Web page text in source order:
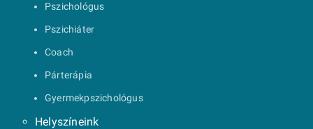
Pszichológus
Pszichiáter
Coach
Párterápia
Gyermekpszichológus
Helyszíneink